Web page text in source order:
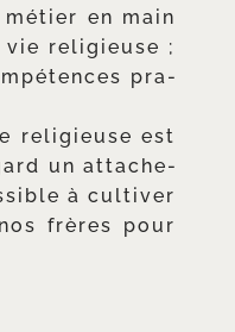
en main
vie reli­gieuse ;
pra­
reli­gieuse est
un atta­che­
à culti­ver
frères pour